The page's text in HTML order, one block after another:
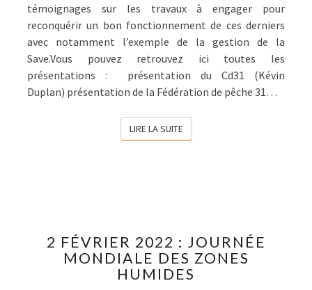
témoignages sur les travaux à engager pour
reconquérir un bon fonctionnement de ces derniers
avec notamment l’exemple de la gestion de la
Save.Vous pouvez retrouvez ici toutes les
présentations : présentation du Cd31 (Kévin
Duplan) présentation de la Fédération de pêche 31…
LIRE LA SUITELIRE LA SUITE
FÉVRIER
2022
2 FÉVRIER 2022 : JOURNÉE
MONDIALE DES ZONES
HUMIDES